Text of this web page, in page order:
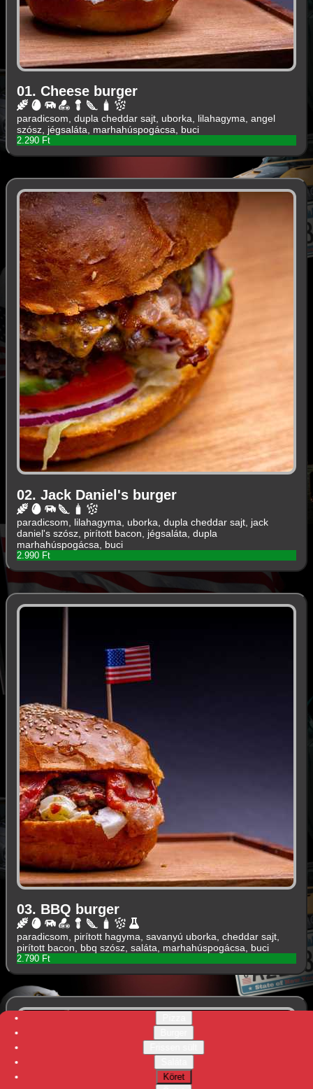
Köret
01. Cheese burger
paradicsom, dupla cheddar sajt, uborka, lilahagyma, angel
szósz, jégsaláta, marhahúspogácsa, buci
2.290 Ft
02. Jack Daniel's burger
paradicsom, lilahagyma, uborka, dupla cheddar sajt, jack
daniel's szósz, pirított bacon, jégsaláta, dupla
marhahúspogácsa, buci
2.990 Ft
03. BBQ burger
paradicsom, pirított hagyma, savanyú uborka, cheddar sajt,
pirított bacon, bbq szósz, saláta, marhahúspogácsa, buci
2.790 Ft